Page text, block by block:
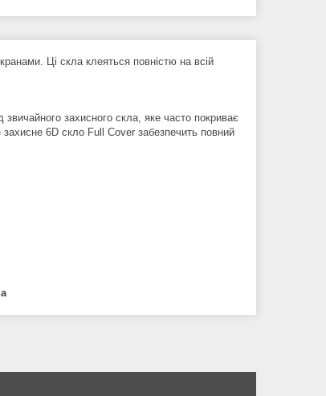
Ці скла клеяться повністю на всій
захисного скла, яке часто покриває
6D скло Full Cover забезпечить повний